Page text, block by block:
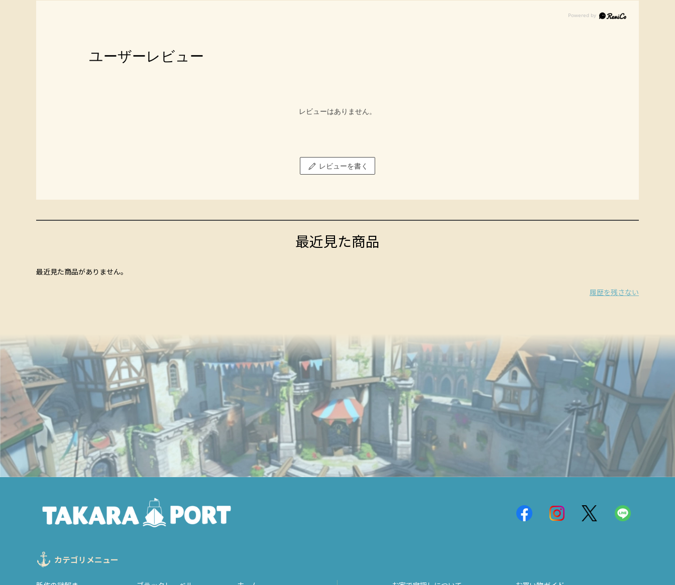
ユーザーレビュー
レビューはありません。
レビューを書く
最近見た商品
最近見た商品がありません。
履歴を残さない
カテゴリメニュー